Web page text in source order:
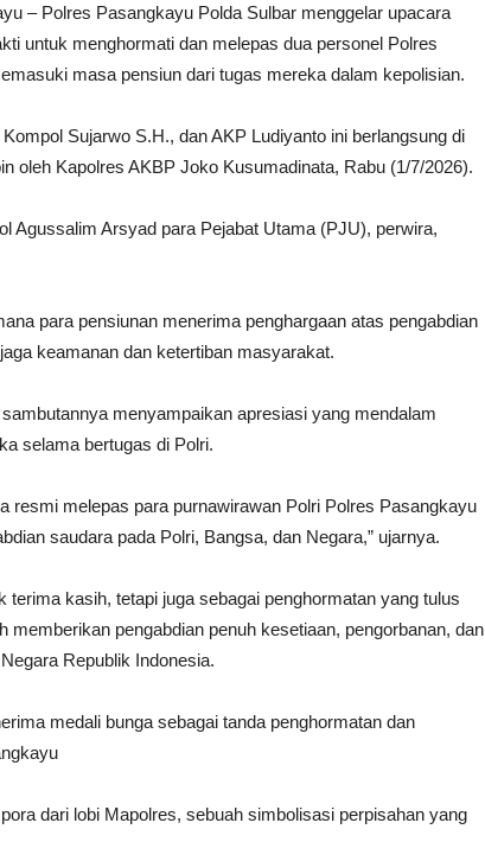
– Polres Pasangkayu Polda Sulbar menggelar upacara
untuk menghormati dan melepas dua personel Polres
masa pensiun dari tugas mereka dalam kepolisian.
Sujarwo S.H., dan AKP Ludiyanto ini berlangsung di
oleh Kapolres AKBP Joko Kusumadinata, Rabu (1/7/2026).
Agussalim Arsyad para Pejabat Utama (PJU), perwira,
para pensiunan menerima penghargaan atas pengabdian
keamanan dan ketertiban masyarakat.
menyampaikan apresiasi yang mendalam
selama bertugas di Polri.
resmi melepas para purnawirawan Polri Polres Pasangkayu
saudara pada Polri, Bangsa, dan Negara,” ujarnya.
terima kasih, tetapi juga sebagai penghormatan yang tulus
memberikan pengabdian penuh kesetiaan, pengorbanan, dan
Republik Indonesia.
medali bunga sebagai tanda penghormatan dan
dari lobi Mapolres, sebuah simbolisasi perpisahan yang